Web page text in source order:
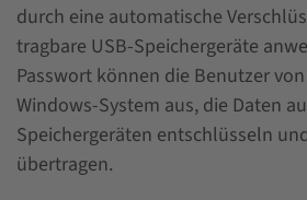
durch eine automatische
tragbare USB-Speichergeräte
Passwort können die Benutzer
Windows-System aus, die Daten
Speichergeräten entschlüsseln
übertragen.